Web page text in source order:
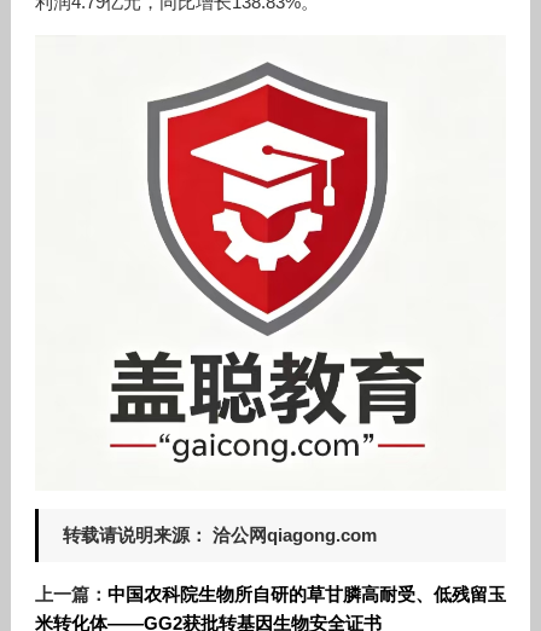
转载请说明来源： 洽公网qiagong.com
上一篇： 中国农科院生物所自研的草甘膦高耐受、低残留玉
米转化体——GG2获批转基因生物安全证书